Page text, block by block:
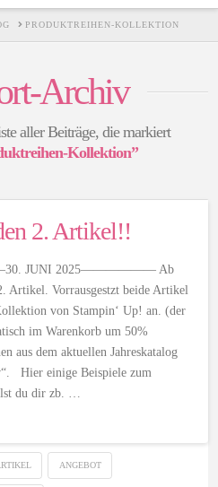
PRODUKTREIHEN-KOLLEKTION
Archiv
aller Beiträge, die markiert
Kollektion”
2. Artikel!!
JUNI 2025—————— Ab
Artikel. Vorrausgestzt beide Artikel
von Stampin‘ Up! an. (der
im Warenkorb um 50%
aus dem aktuellen Jahreskatalog
Hier einige Beispiele zum
du dir zb. …
ANGEBOT